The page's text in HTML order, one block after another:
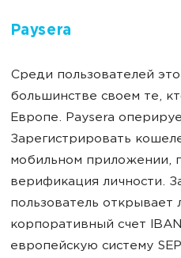
Paysera
Среди пользователей
большинстве своем те,
Европе. Paysera
Зарегистрировать
мобильном приложении,
верификация личности.
пользователь открывает
корпоративный счет
европейскую систему